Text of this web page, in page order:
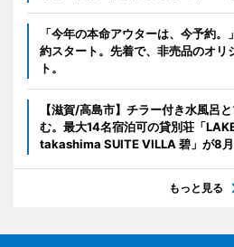
「今年の本命アウターは、今予約
約スタート。先着で、非売品のオリ
ト。
【滋賀/高島市】チラー付き水風呂
む。最大14名宿泊可の貸別荘「
takashima SUITE VILLA 碧」が8月
もっと見る